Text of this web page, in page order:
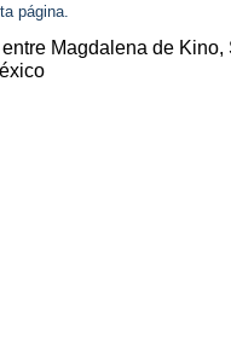
página.
Magdalena de Kino,